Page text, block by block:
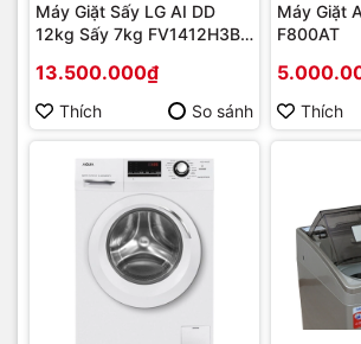
Máy Giặt Sấy LG AI DD
12kg Sấy 7kg FV1412H3BA
13.500.000₫
Thích So sánh
Máy Giặt
F800AT
Thích